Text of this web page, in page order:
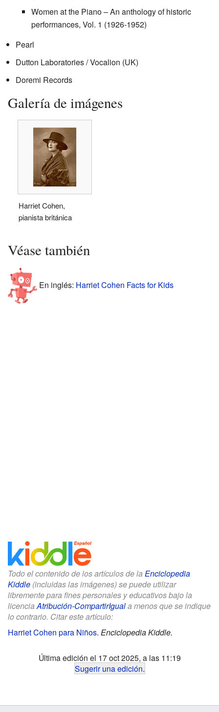
Women at the Piano – An anthology of historic
performances, Vol. 1 (1926-1952)
Pearl
Dutton Laboratories / Vocalion (UK)
Doremi Records
Galería de imágenes
Harriet Cohen,
pianista británica
Véase también
En inglés: Harriet Cohen Facts for Kids
Todo el contenido de los artículos de la Enciclopedia
Kiddle (incluidas las imágenes) se puede utilizar
libremente para fines personales y educativos bajo la
licenciaAtribución-CompartirIguala menos que se indique
lo contrario. Citar este artículo:
Harriet Cohen para Niños. Enciclopedia Kiddle.
Última edición el 17 oct 2025, a las 11:19
Sugerir una edición.